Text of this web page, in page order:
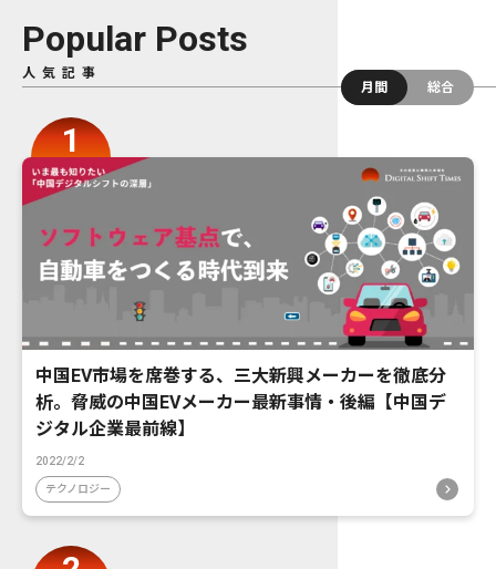
Popular Posts
人気記事
月間
総合
中国EV市場を席巻する、三大新興メーカーを徹底分
析。脅威の中国EVメーカー最新事情・後編【中国デ
ジタル企業最前線】
2022/2/2
テクノロジー